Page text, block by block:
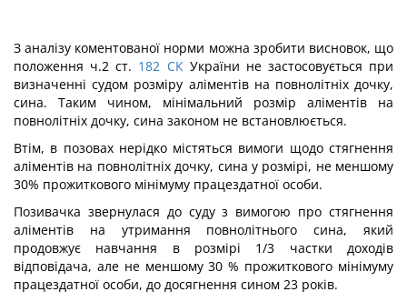
З аналізу коментованої норми можна зробити висновок, що
положення ч.2 ст. 182 СКУкраїни не застосовується при
визначенні судом розміру аліментів на повнолітніх дочку,
сина. Таким чином, мінімальний розмір аліментів на
повнолітніх дочку, сина законом не встановлюється.
Втім, в позовах нерідко містяться вимоги щодо стягнення
аліментів на повнолітніх дочку, сина у розмірі, не меншому
30% прожиткового мінімуму працездатної особи.
Позивачка звернулася до суду з вимогою про стягнення
аліментів на утримання повнолітнього сина, який
продовжує навчання в розмірі 1/3 частки доходів
відповідача, але не меншому 30 % прожиткового мінімуму
працездатної особи, до досягнення сином 23 років.